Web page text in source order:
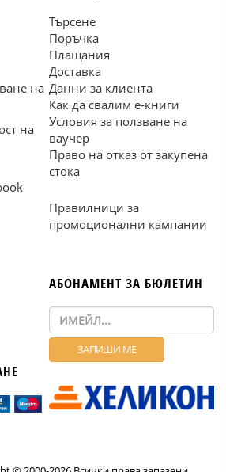
на
на
Търсене
Поръчка
Плащания
Доставка
Данни за клиента
Как да свалим е-книги
Условия за ползване на
ваучер
Право на отказ от закупена
стока
Правилници за
промоционални кампании
АБОНАМЕНТ ЗА БЮЛЕТИН